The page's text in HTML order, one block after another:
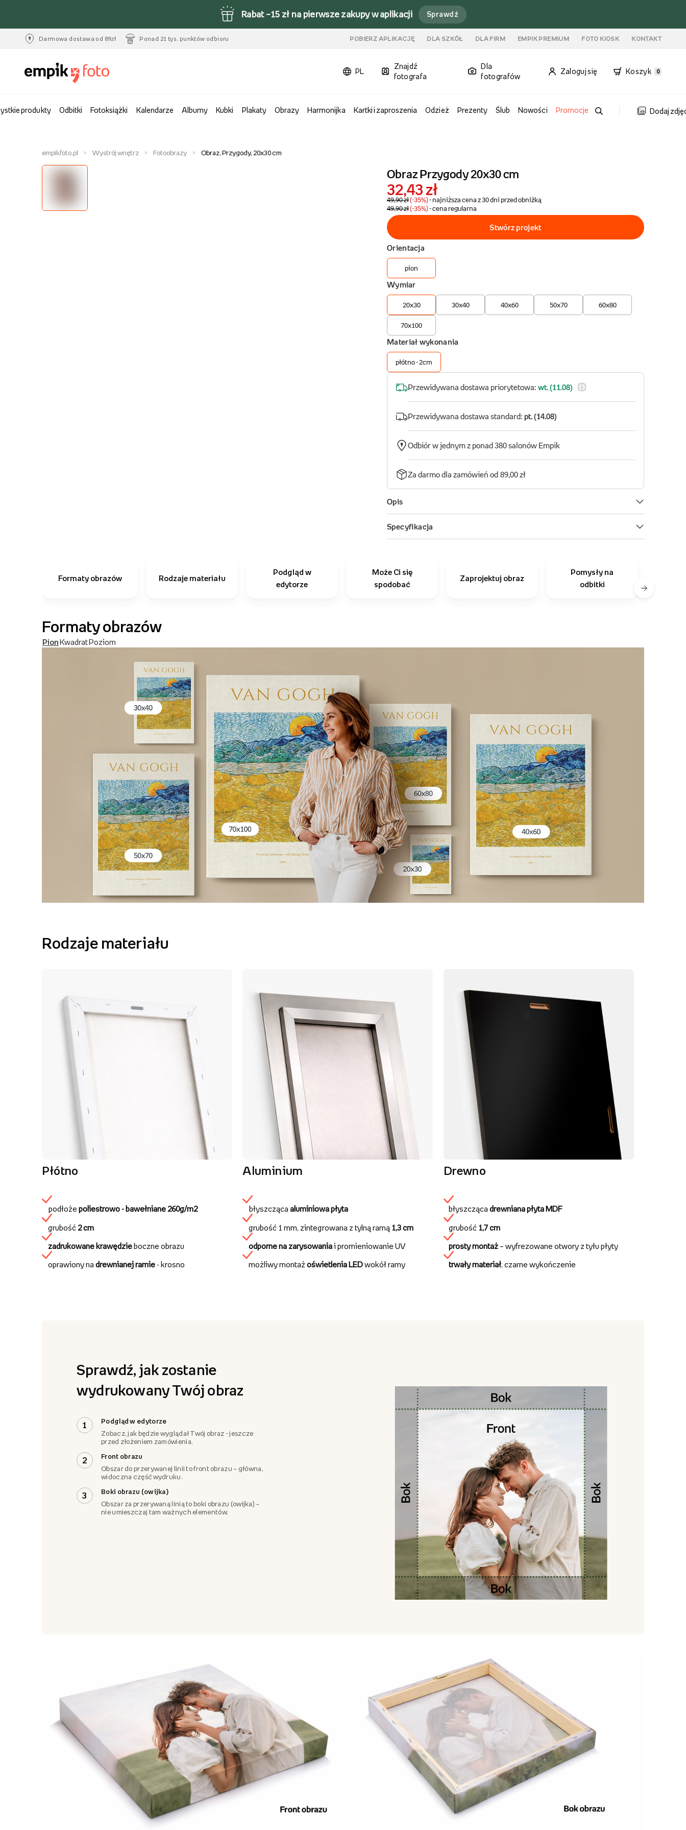
Rabat –15 zł na pierwsze zakupy w aplikacji Sprawdź
Darmowa dostawa od 89zł Ponad 21 tys. punktów odbioru POBIERZ APLIKACJĘ DLA SZKÓŁ DLA FIRM EMPIK PREMIUM FOTO KIOSK KONTAKT
PL
Znajdź
fotografa
Dla
fotografów
Zaloguj się Koszyk 0
produkty Odbitki Fotoksiążki Kalendarze Albumy Kubki Plakaty Obrazy Harmonijka Kartki i zaproszenia Odzież Prezenty Ślub Nowości Promocje Dodaj
empikfoto.pl Wystrój wnętrz Fotoobrazy Obraz, Przygody, 20x30 cm
Formaty obrazów Rodzaje materiału
Podgląd w
edytorze
Może Ci się
spodobać
Zaprojektuj obraz
Pomysły na
odbitki
Formaty obrazów
PionKwadratPoziom
Rodzaje materiału
Płótno
podłoże poliestrowo - bawełniane 260g/m2
grubość 2 cm
zadrukowane krawędzie boczne obrazu
oprawiony na drewnianej ramie - krosno
Aluminium
błyszczącaaluminiowa płyta
grubość 1 mm, zintegrowana z tylną ramą 1,3 cm
odporne na zarysowaniai promieniowanie UV
możliwy montażoświetlenia LEDwokół ramy
Drewno
błyszcząca drewniana płyta MDF
grubość 1,7 cm
prosty montaż– wyfrezowane otwory z tyłu płyty
trwały materiał, czarne wykończenie
Sprawdź, jak zostanie
wydrukowany Twój obraz
1
Podgląd w edytorze
Zobacz, jak będzie wyglądał Twój obraz - jeszcze
przed złożeniem zamówienia.
2
Front obrazu
Obszar do przerywanej linii to front obrazu – główna,
widoczna część wydruku.
3
Boki obrazu (owijka)
Obszar za przerywaną linią to boki obrazu (owijka) –
nie umieszczaj tam ważnych elementów.